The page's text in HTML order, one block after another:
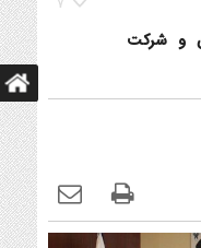
و شرکت